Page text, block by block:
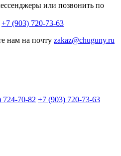
или позвонить по
+7 (903) 720-73-63
нам на почту zakaz@chuguny.ru
724-70-82 +7 (903) 720-73-63